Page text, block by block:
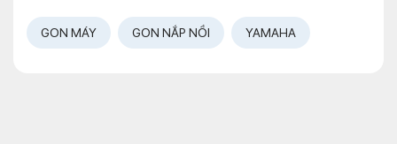
GON MÁY GON NẮP NỒI YAMAHA